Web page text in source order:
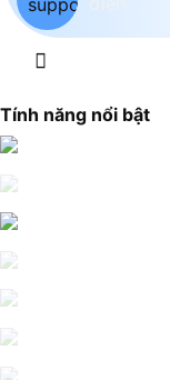
Tính năng nổi bật